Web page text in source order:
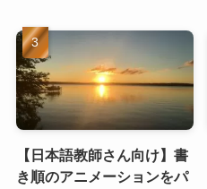
【日本語教師さん向け】書
き順のアニメーションをパ